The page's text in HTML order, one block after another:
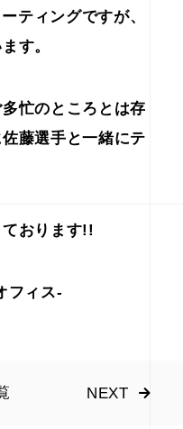
ティングですが、
す。
忙のところとは存
藤選手と一緒にテ
おります!!
フィス-
NEXT